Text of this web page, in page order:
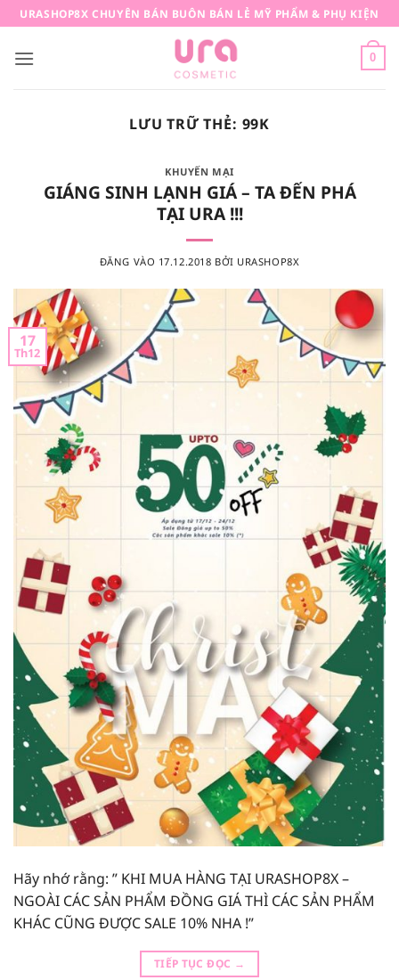
qua
nội
URASHOP8X CHUYÊN BÁN BUÔN BÁN LẺ MỸ PHẨM & PHỤ KIỆN
0
LƯU TRỮ THẺ: 99K
KHUYẾN MẠI
GIÁNG SINH LẠNH GIÁ – TA ĐẾN PHÁ
TẠI URA !!!
ĐĂNG VÀO 17.12.2018 BỞI URASHOP8X
17
Th12
Hãy nhớ rằng: ” KHI MUA HÀNG TẠI URASHOP8X –
NGOÀI CÁC SẢN PHẨM ĐỒNG GIÁ THÌ CÁC SẢN PHẨM
KHÁC CŨNG ĐƯỢC SALE 10% NHA !”
TIẾP TỤC ĐỌC →